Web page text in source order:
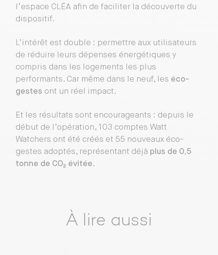
l’espace CLÉA afin de faciliter la découverte du
dispositif.
L’intérêt est double : permettre aux utilisateurs
de réduire leurs dépenses énergétiques y
compris dans les logements les plus
performants. Car même dans le neuf, les éco-
gestes ont un réel impact.
Et les résultats sont encourageants : depuis le
début de l’opération, 103 comptes Watt
Watchers ont été créés et 55 nouveaux éco-
gestes adoptés, représentant déjà plus de 0,5
tonne de CO₂ évitée.
À lire aussi